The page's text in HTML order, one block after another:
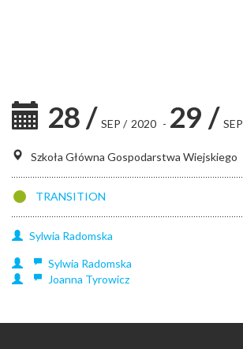
28 / SEP / 2020 - 29 / SEP
Szkoła Główna Gospodarstwa Wiejskiego
TRANSITION
Sylwia Radomska
Sylwia Radomska
Joanna Tyrowicz